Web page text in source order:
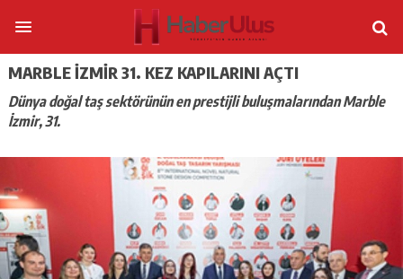
MARBLE İZMIR 31. KEZ KAPILARINI AÇTI
Dünya doğal taş sektörünün en prestijli buluşmalarından Marble
İzmir, 31.